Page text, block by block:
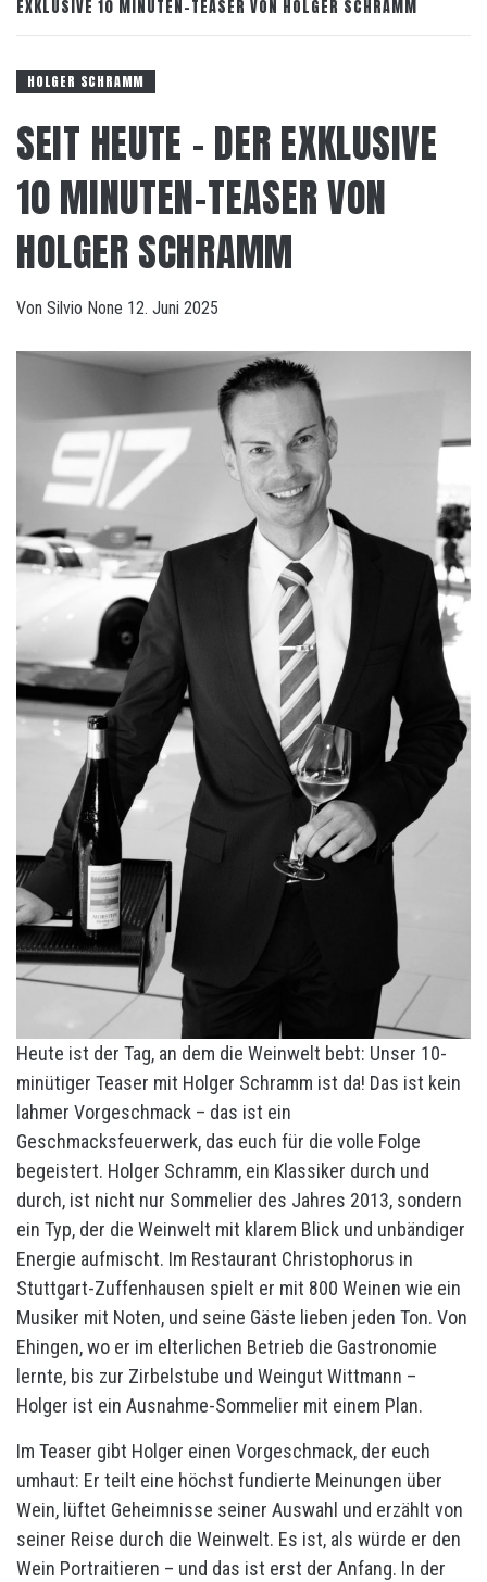
EXKLUSIVE 10 MINUTEN-TEASER VON HOLGER SCHRAMM
HOLGER SCHRAMM
SEIT HEUTE – DER EXKLUSIVE
10 MINUTEN-TEASER VON
HOLGER SCHRAMM
Von Silvio None 12. Juni 2025
Heute ist der Tag, an dem die Weinwelt bebt: Unser 10-
minütiger Teaser mit Holger Schramm ist da! Das ist kein
lahmer Vorgeschmack – das ist ein
Geschmacksfeuerwerk, das euch für die volle Folge
begeistert. Holger Schramm, ein Klassiker durch und
durch, ist nicht nur Sommelier des Jahres 2013, sondern
ein Typ, der die Weinwelt mit klarem Blick und unbändiger
Energie aufmischt. Im Restaurant Christophorus in
Stuttgart-Zuffenhausen spielt er mit 800 Weinen wie ein
Musiker mit Noten, und seine Gäste lieben jeden Ton. Von
Ehingen, wo er im elterlichen Betrieb die Gastronomie
lernte, bis zur Zirbelstube und Weingut Wittmann –
Holger ist ein Ausnahme-Sommelier mit einem Plan.
Im Teaser gibt Holger einen Vorgeschmack, der euch
umhaut: Er teilt eine höchst fundierte Meinungen über
Wein, lüftet Geheimnisse seiner Auswahl und erzählt von
seiner Reise durch die Weinwelt. Es ist, als würde er den
Wein Portraitieren – und das ist erst der Anfang. In der